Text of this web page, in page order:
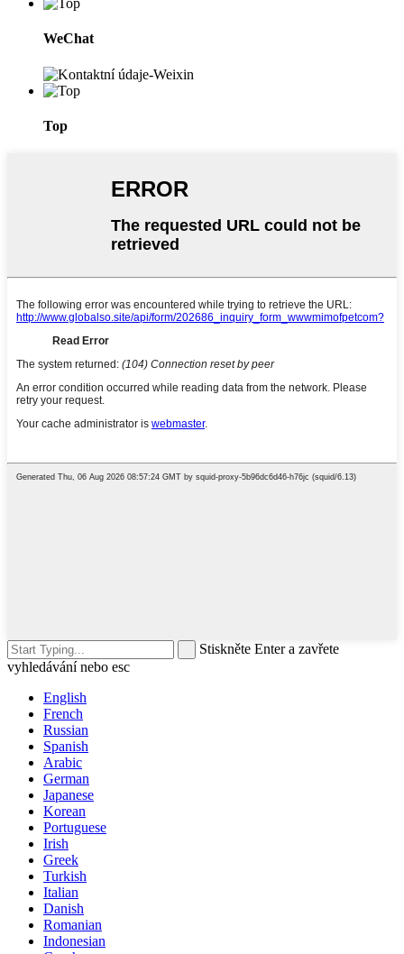
WeChat
Top
Stiskněte Enter a zavřete
vyhledávání nebo esc
English
French
Russian
Spanish
Arabic
German
Japanese
Korean
Portuguese
Irish
Greek
Turkish
Italian
Danish
Romanian
Indonesian